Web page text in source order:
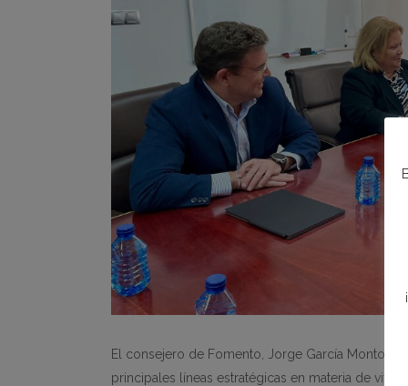
El consejero de Fomento, Jorge García Montoro,
principales líneas estratégicas en materia de